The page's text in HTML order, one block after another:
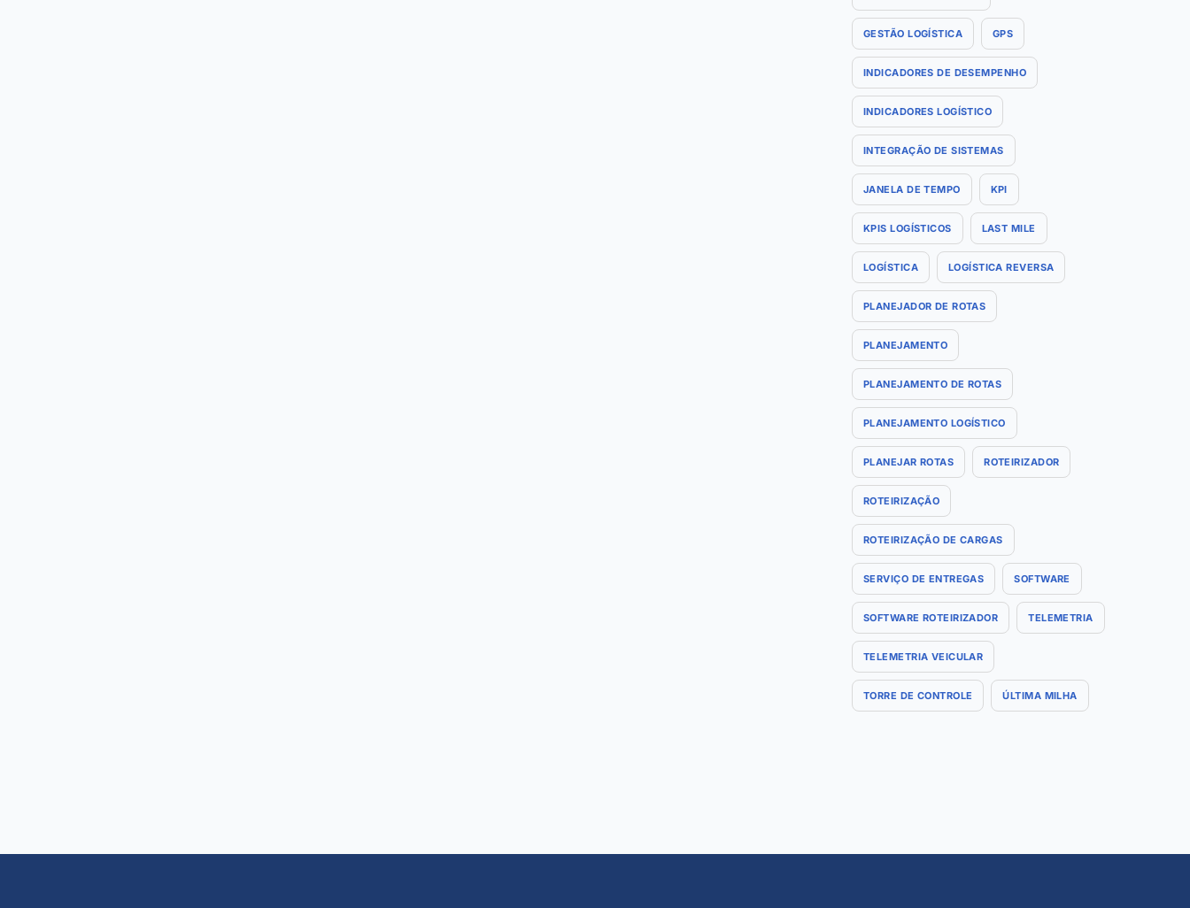
GESTÃO LOGÍSTICA GPS
INDICADORES DE DESEMPENHO
INDICADORES LOGÍSTICO
INTEGRAÇÃO DE SISTEMAS
JANELA DE TEMPO KPI
KPIS LOGÍSTICOS LAST MILE
LOGÍSTICA LOGÍSTICA REVERSA
PLANEJADOR DE ROTAS
PLANEJAMENTO
PLANEJAMENTO DE ROTAS
PLANEJAMENTO LOGÍSTICO
PLANEJAR ROTAS ROTEIRIZADOR
ROTEIRIZAÇÃO
ROTEIRIZAÇÃO DE CARGAS
SERVIÇO DE ENTREGAS SOFTWARE
SOFTWARE ROTEIRIZADOR TELEMETRIA
TELEMETRIA VEICULAR
TORRE DE CONTROLE ÚLTIMA MILHA